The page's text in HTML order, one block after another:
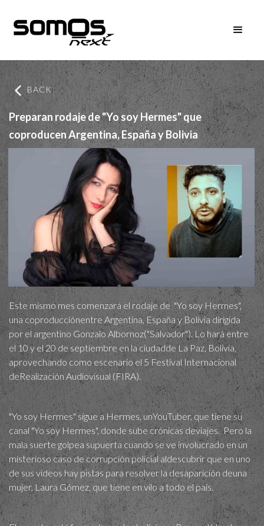
BACK
Preparan rodaje de "Yo soy Hermes" que
coproducen Argentina, España y Bolivia
Este mismo mes comenzará el rodaje de "Yo soy Hermes",
una coproducciónentre Argentina, España y Bolivia dirigida
por el argentino Gonzalo Albornoz("Salvador"). Lo hará entre
el 10 y el 20 de septiembre en la ciudadde La Paz, Bolivia,
aprovechando como escenario el 5 Festival Internacional
deRealización Audiovisual (FIRA).
"Yo soy Hermes" sigue a Hermes, unYouTuber, que tiene su
canal "Yo soy Hermes", donde sube crónicas deviajes. Pero la
mala suerte golpea supuerta cuando se ve involucrado en un
misterioso caso de corrupción policial aldescubrir que en uno
de sus videos hay pistas para resolver la desaparición deuna
mujer, Laura Gómez, que tiene en vilo a todo el país.